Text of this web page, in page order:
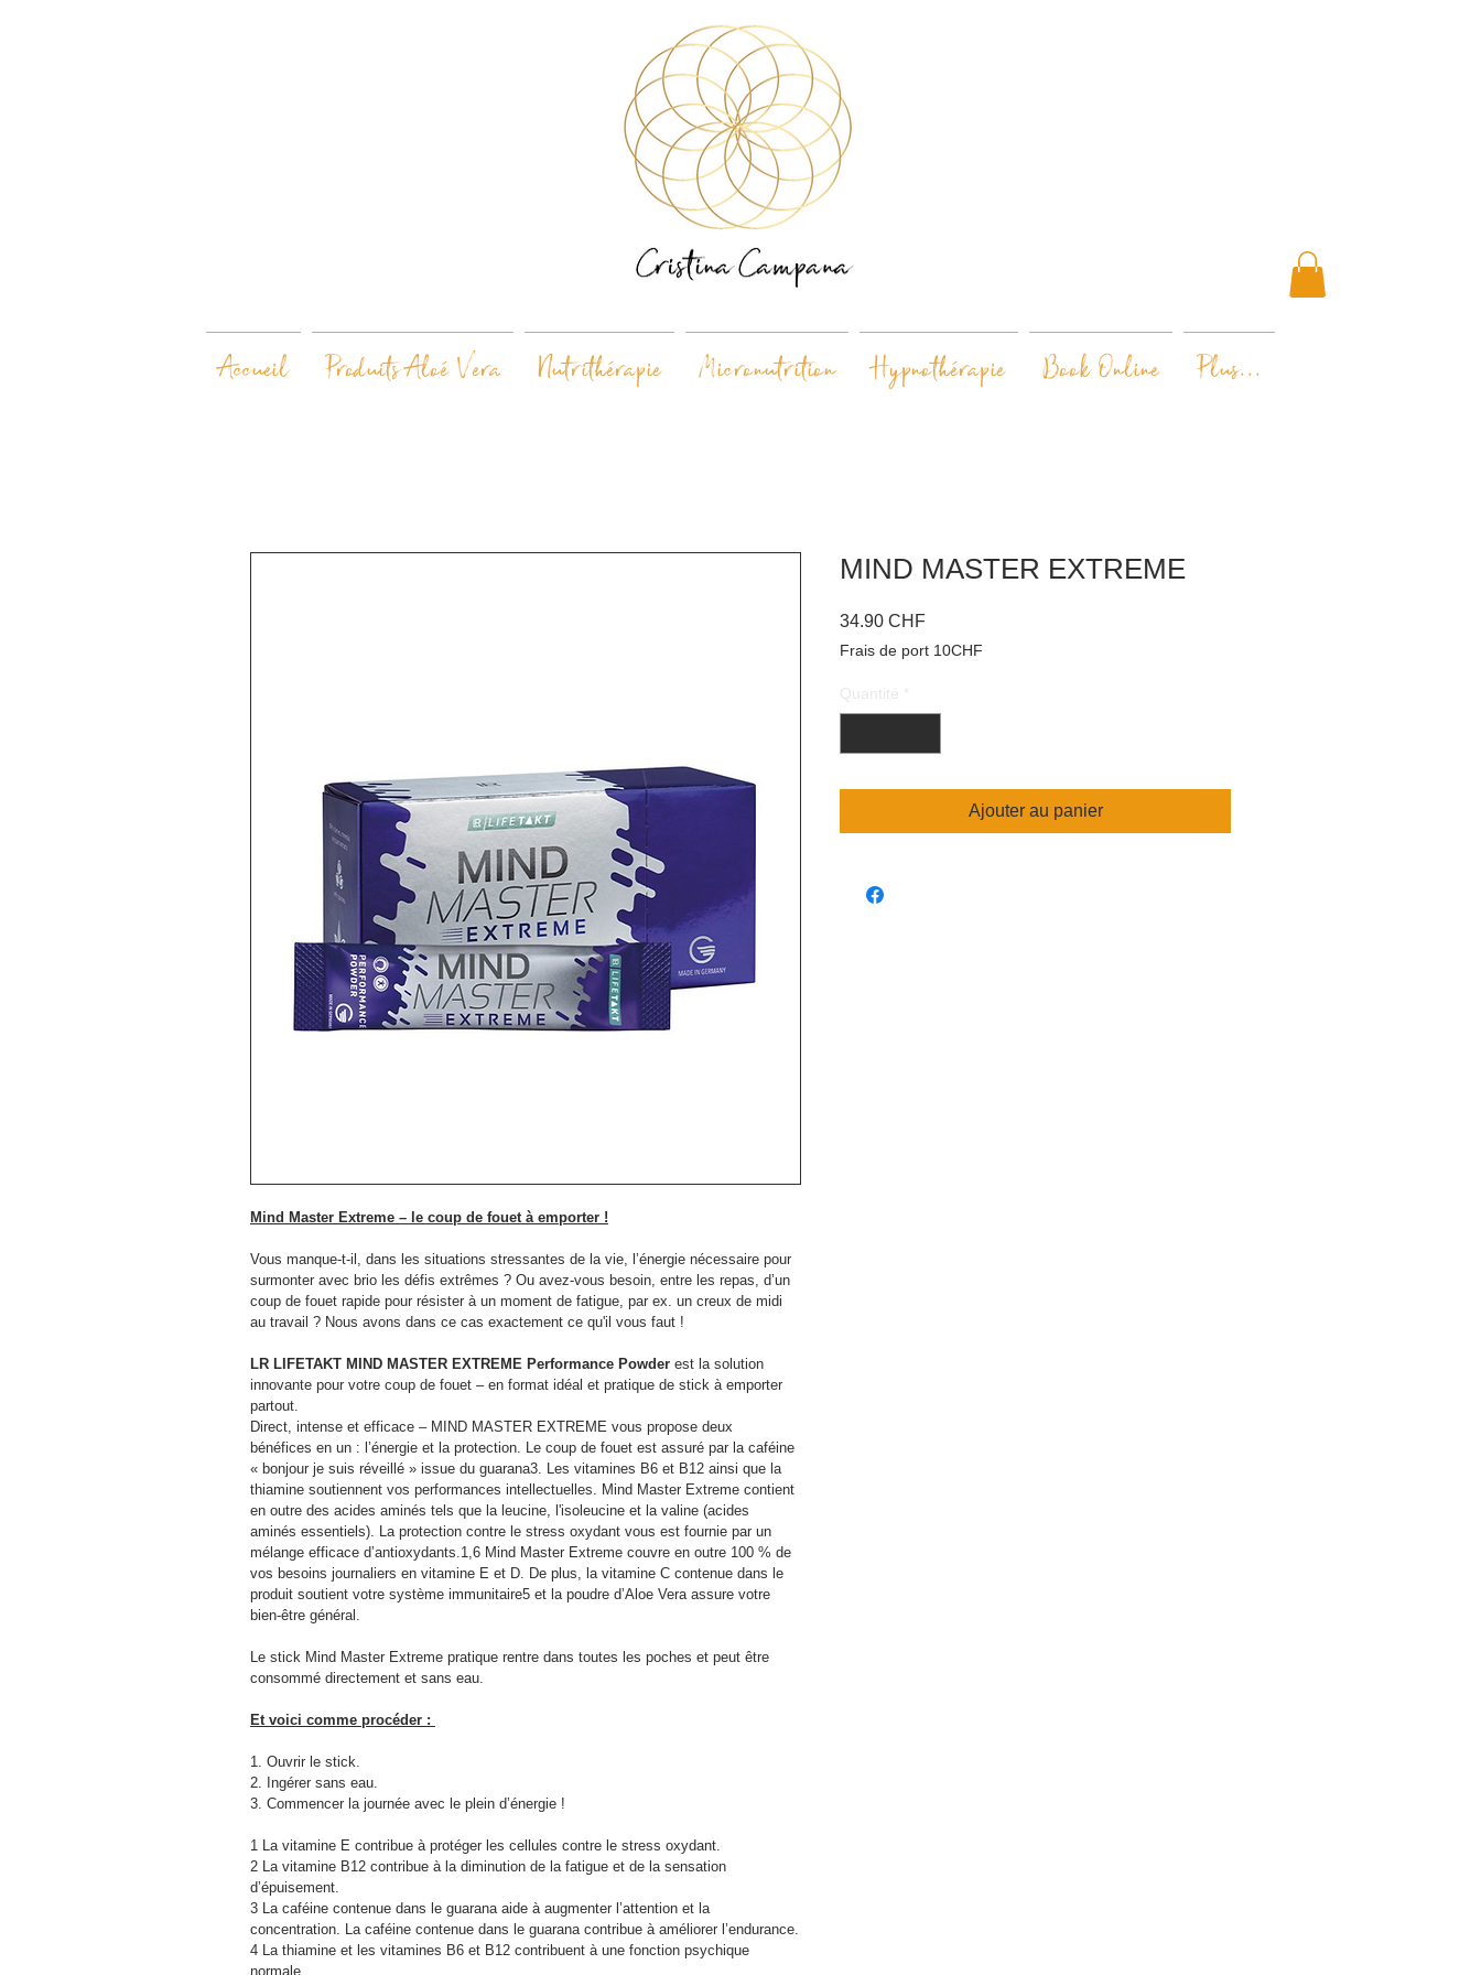
Accueil Produits Aloé Vera Nutrithérapie Micronutrition Hypnothérapie Book Online Plus...
Mind Master Extreme – le coup de fouet à emporter !
Vous manque-t-il, dans les situations stressantes de la vie, l’énergie nécessaire pour
surmonter avec brio les défis extrêmes ? Ou avez-vous besoin, entre les repas, d’un
coup de fouet rapide pour résister à un moment de fatigue, par ex. un creux de midi
au travail ? Nous avons dans ce cas exactement ce qu'il vous faut !
LR LIFETAKT MIND MASTER EXTREME Performance Powder est la solution
innovante pour votre coup de fouet – en format idéal et pratique de stick à emporter
partout.
Direct, intense et efficace – MIND MASTER EXTREME vous propose deux
bénéfices en un : l’énergie et la protection. Le coup de fouet est assuré par la caféine
« bonjour je suis réveillé » issue du guarana3. Les vitamines B6 et B12 ainsi que la
thiamine soutiennent vos performances intellectuelles. Mind Master Extreme contient
en outre des acides aminés tels que la leucine, l'isoleucine et la valine (acides
aminés essentiels). La protection contre le stress oxydant vous est fournie par un
mélange efficace d’antioxydants.1,6 Mind Master Extreme couvre en outre 100 % de
vos besoins journaliers en vitamine E et D. De plus, la vitamine C contenue dans le
produit soutient votre système immunitaire5 et la poudre d’Aloe Vera assure votre
bien-être général.
Le stick Mind Master Extreme pratique rentre dans toutes les poches et peut être
consommé directement et sans eau.
Et voici comme procéder :
1. Ouvrir le stick.
2. Ingérer sans eau.
3. Commencer la journée avec le plein d’énergie !
1 La vitamine E contribue à protéger les cellules contre le stress oxydant.
2 La vitamine B12 contribue à la diminution de la fatigue et de la sensation
d’épuisement.
3 La caféine contenue dans le guarana aide à augmenter l’attention et la
concentration. La caféine contenue dans le guarana contribue à améliorer l’endurance.
4 La thiamine et les vitamines B6 et B12 contribuent à une fonction psychique
normale.
MIND MASTER EXTREME
34.90 CHFPrix
Frais de port 10CHF
Ajouter au panier